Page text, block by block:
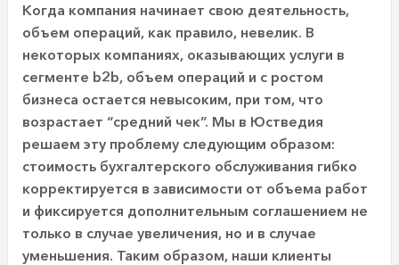
Когда компания начинает свою деятельность,
объем операций, как правило, невелик. В
некоторых компаниях, оказывающих услуги в
сегменте b2b, объем операций и с ростом
бизнеса остается невысоким, при том, что
возрастает “средний чек”. Мы в Юстведия
решаем эту проблему следующим образом:
стоимость бухгалтерского обслуживания гибко
корректируется в зависимости от объема работ
и фиксируется дополнительным соглашением не
только в случае увеличения, но и в случае
уменьшения. Таким образом, наши клиенты